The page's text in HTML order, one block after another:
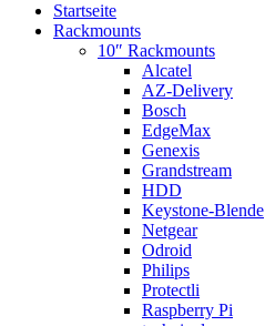
Startseite
Rackmounts
10″ Rackmounts
Alcatel
AZ-Delivery
Bosch
EdgeMax
Genexis
Grandstream
HDD
Keystone-Blende
Netgear
Odroid
Philips
Protectli
Raspberry Pi